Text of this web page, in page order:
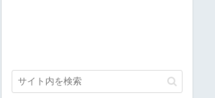
世界変わった！すげえええ」
上wwwww
フルーツ盛り合わせをもらう「シャインマスカット甘～
スサミ2026】
細を説明「ずっと続けられなくて本当にごめんなさい